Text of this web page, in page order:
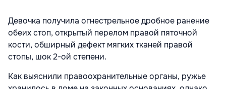
Девочка получила огнестрельное дробное ранение
обеих стоп, открытый перелом правой пяточной
кости, обширный дефект мягких тканей правой
стопы, шок 2-ой степени.
Как выяснили правоохранительные органы, ружье